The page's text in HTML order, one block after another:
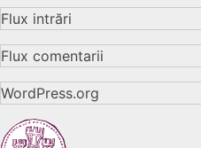
Flux intrări
Flux comentarii
WordPress.org